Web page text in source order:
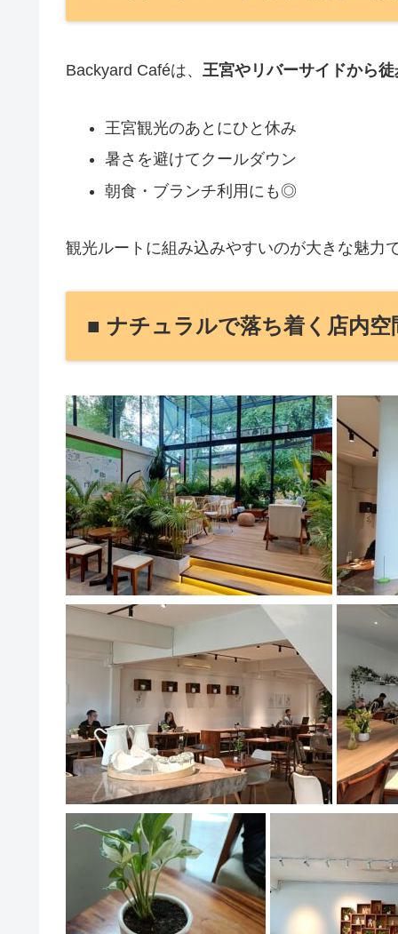
Backyard Caféは、 王宮やリバーサイドから
王宮観光のあとにひと休み
暑さを避けてクールダウン
朝食・ブランチ利用にも◎
観光ルートに組み込みやすいのが大きな魅力
■ ナチュラルで落ち着く店内空